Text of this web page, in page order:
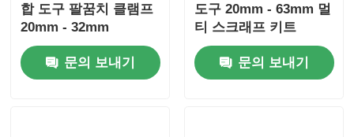
합 도구 팔꿈치 클램프
20mm - 32mm
문의 보내기
도구 20mm - 63mm 멀
티 스크래프 키트
문의 보내기